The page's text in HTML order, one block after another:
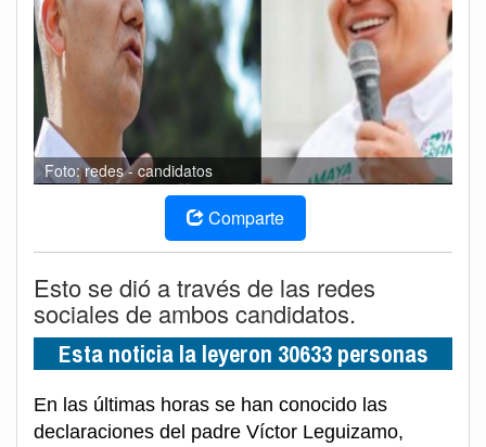
Foto: redes - candidatos
Comparte
Esto se dió a través de las redes
sociales de ambos candidatos.
Esta noticia la leyeron 30633 personas
En las últimas horas se han conocido las
declaraciones del padre Víctor Leguizamo,